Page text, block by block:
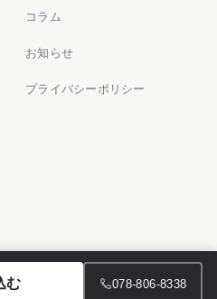
コラム
お知らせ
プライバシーポリシー
む 078-806-8338